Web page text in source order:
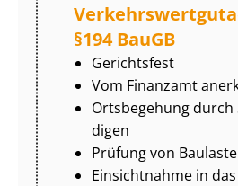
§194 BauGB
Gerichtsfest
Vom Finanzamt
Ortsbegehung
di­gen
Prüfung von
Einsichtnahme in